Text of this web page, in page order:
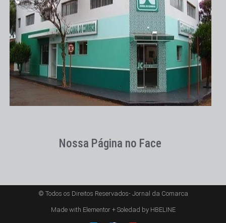
Nossa Página no Face
© Todos os Direitos Reservados- Jornal da Comarca
Made with Elementor + Soledad by HBELINE